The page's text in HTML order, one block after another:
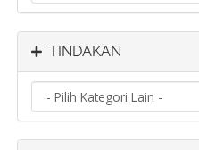
TINDAKAN